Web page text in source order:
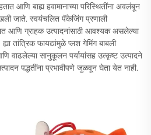
आणि बाह्य हवामानाच्या परिस्थितींना अवलंबून
जाते. स्वयंचलित पॅकेजिंग प्रणाली
आणि ग्राहक उत्पादनांसाठी आवश्यक असलेल्या
तांत्रिक फायद्यांमुळे प्लश गेमिंग बाबली
वाढलेल्या सानुकूलन पर्यायांसह उत्कृष्ट उत्पादने
पद्धतींना प्रभावीपणे जुळवून घेता येत नाही.